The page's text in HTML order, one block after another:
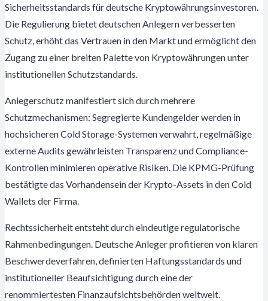
Sicherheitsstandards für deutsche Kryptowährungsinvestoren.
Die Regulierung bietet deutschen Anlegern verbesserten
Schutz, erhöht das Vertrauen in den Markt und ermöglicht den
Zugang zu einer breiten Palette von Kryptowährungen unter
institutionellen Schutzstandards.
Anlegerschutz manifestiert sich durch mehrere
Schutzmechanismen: Segregierte Kundengelder werden in
hochsicheren Cold Storage-Systemen verwahrt, regelmäßige
externe Audits gewährleisten Transparenz und Compliance-
Kontrollen minimieren operative Risiken. Die KPMG-Prüfung
bestätigte das Vorhandensein der Krypto-Assets in den Cold
Wallets der Firma.
Rechtssicherheit entsteht durch eindeutige regulatorische
Rahmenbedingungen. Deutsche Anleger profitieren von klaren
Beschwerdeverfahren, definierten Haftungsstandards und
institutioneller Beaufsichtigung durch eine der
renommiertesten Finanzaufsichtsbehörden weltweit.